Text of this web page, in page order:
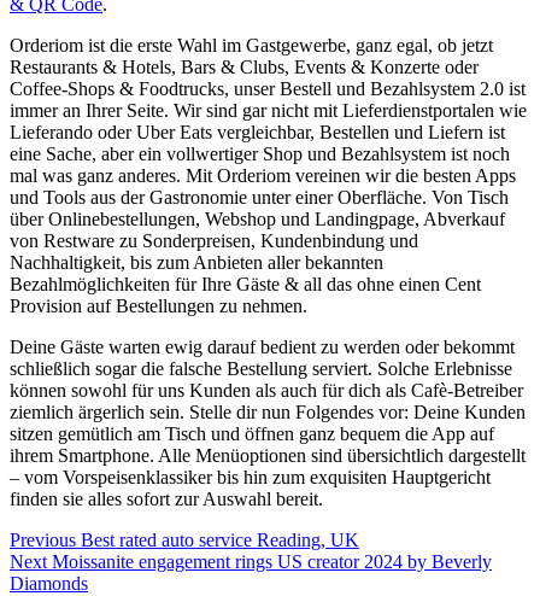
Orderiom ist die erste Wahl im Gastgewerbe, ganz egal, ob jetzt
Restaurants & Hotels, Bars & Clubs, Events & Konzerte oder
Coffee-Shops & Foodtrucks, unser Bestell und Bezahlsystem 2.0 ist
immer an Ihrer Seite. Wir sind gar nicht mit Lieferdienstportalen wie
Lieferando oder Uber Eats vergleichbar, Bestellen und Liefern ist
eine Sache, aber ein vollwertiger Shop und Bezahlsystem ist noch
mal was ganz anderes. Mit Orderiom vereinen wir die besten Apps
und Tools aus der Gastronomie unter einer Oberfläche. Von Tisch
über Onlinebestellungen, Webshop und Landingpage, Abverkauf
von Restware zu Sonderpreisen, Kundenbindung und
Nachhaltigkeit, bis zum Anbieten aller bekannten
Bezahlmöglichkeiten für Ihre Gäste & all das ohne einen Cent
Provision auf Bestellungen zu nehmen.
Deine Gäste warten ewig darauf bedient zu werden oder bekommt
schließlich sogar die falsche Bestellung serviert. Solche Erlebnisse
können sowohl für uns Kunden als auch für dich als Cafè-Betreiber
ziemlich ärgerlich sein. Stelle dir nun Folgendes vor: Deine Kunden
sitzen gemütlich am Tisch und öffnen ganz bequem die App auf
ihrem Smartphone. Alle Menüoptionen sind übersichtlich dargestellt
– vom Vorspeisenklassiker bis hin zum exquisiten Hauptgericht
finden sie alles sofort zur Auswahl bereit.
Post
navigation
Previous Best rated auto service Reading, UK
Next Moissanite engagement rings US creator 2024 by Beverly
Diamonds